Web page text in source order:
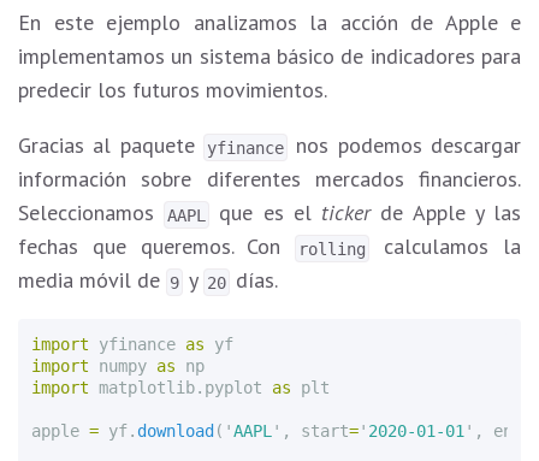
En este ejemplo analizamos la acción de Apple e
implementamos un sistema básico de indicadores para
predecir los futuros movimientos.
Gracias al paquete
yfinance
nos podemos descargar
información sobre diferentes mercados financieros.
Seleccionamos
AAPL que es el tickerde Apple y las
fechas que queremos. Con
rolling
calculamos la
media móvil de 9 y 20 días.
import yfinance as
yf
import
numpy as
np
import matplotlib.pyplot as plt
apple = yf. download( 'AAPL ' , start=' 2020-01-01 ' , end